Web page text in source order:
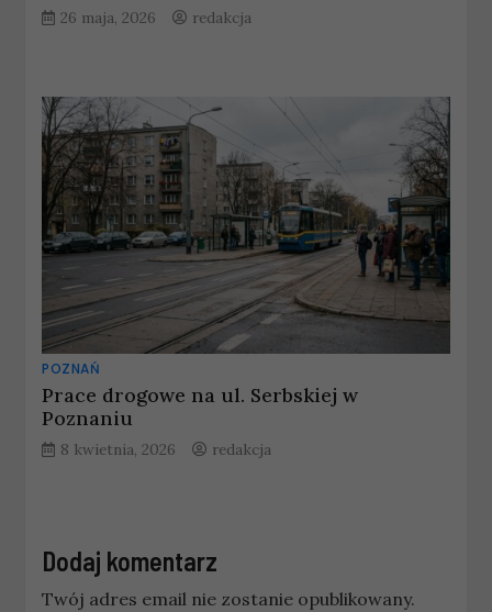
26 maja, 2026 redakcja
POZNAŃ
Prace drogowe na ul. Serbskiej w
Poznaniu
8 kwietnia, 2026 redakcja
Dodaj komentarz
Twój adres email nie zostanie opublikowany.